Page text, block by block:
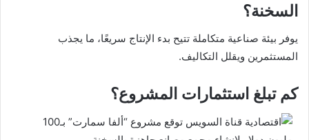
السخنة؟
يوفر بيئة صناعية متكاملة تتيح بدء الإنتاج سريعًا، ما يجذب
المستثمرين ويقلل التكاليف.
كم تبلغ استثمارات المشروع؟